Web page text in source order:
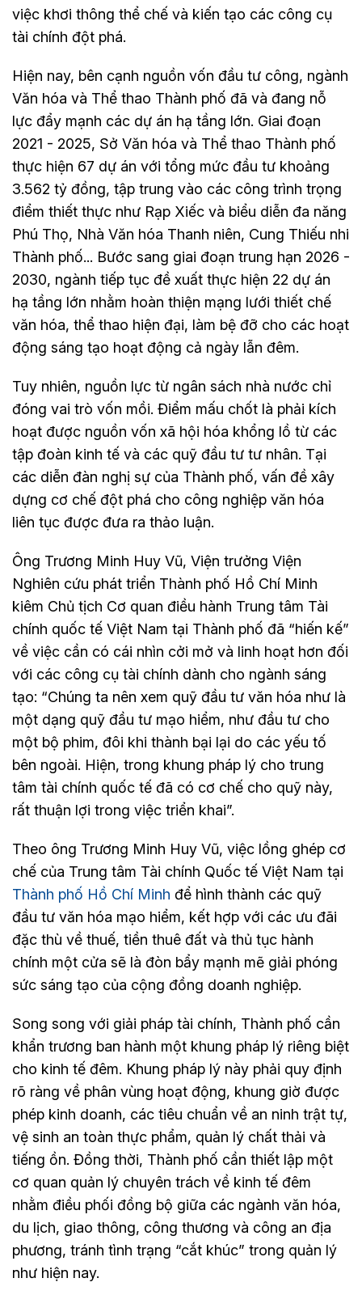
việc khơi thông thể chế và kiến tạo các công cụ
tài chính đột phá.
Hiện nay, bên cạnh nguồn vốn đầu tư công, ngành
Văn hóa và Thể thao Thành phố đã và đang nỗ
lực đẩy mạnh các dự án hạ tầng lớn. Giai đoạn
2021 - 2025, Sở Văn hóa và Thể thao Thành phố
thực hiện 67 dự án với tổng mức đầu tư khoảng
3.562 tỷ đồng, tập trung vào các công trình trọng
điểm thiết thực như Rạp Xiếc và biểu diễn đa năng
Phú Thọ, Nhà Văn hóa Thanh niên, Cung Thiếu nhi
Thành phố... Bước sang giai đoạn trung hạn 2026 -
2030, ngành tiếp tục đề xuất thực hiện 22 dự án
hạ tầng lớn nhằm hoàn thiện mạng lưới thiết chế
văn hóa, thể thao hiện đại, làm bệ đỡ cho các hoạt
động sáng tạo hoạt động cả ngày lẫn đêm.
Tuy nhiên, nguồn lực từ ngân sách nhà nước chỉ
đóng vai trò vốn mồi. Điểm mấu chốt là phải kích
hoạt được nguồn vốn xã hội hóa khổng lồ từ các
tập đoàn kinh tế và các quỹ đầu tư tư nhân. Tại
các diễn đàn nghị sự của Thành phố, vấn đề xây
dựng cơ chế đột phá cho công nghiệp văn hóa
liên tục được đưa ra thảo luận.
Ông Trương Minh Huy Vũ, Viện trưởng Viện
Nghiên cứu phát triển Thành phố Hồ Chí Minh
kiêm Chủ tịch Cơ quan điều hành Trung tâm Tài
chính quốc tế Việt Nam tại Thành phố đã “hiến kế”
về việc cần có cái nhìn cởi mở và linh hoạt hơn đối
với các công cụ tài chính dành cho ngành sáng
tạo: “Chúng ta nên xem quỹ đầu tư văn hóa như là
một dạng quỹ đầu tư mạo hiểm, như đầu tư cho
một bộ phim, đôi khi thành bại lại do các yếu tố
bên ngoài. Hiện, trong khung pháp lý cho trung
tâm tài chính quốc tế đã có cơ chế cho quỹ này,
rất thuận lợi trong việc triển khai”.
Theo ông Trương Minh Huy Vũ, việc lồng ghép cơ
chế của Trung tâm Tài chính Quốc tế Việt Nam tại
Thành phố Hồ Chí Minh để hình thành các quỹ
đầu tư văn hóa mạo hiểm, kết hợp với các ưu đãi
đặc thù về thuế, tiền thuê đất và thủ tục hành
chính một cửa sẽ là đòn bẩy mạnh mẽ giải phóng
sức sáng tạo của cộng đồng doanh nghiệp.
Song song với giải pháp tài chính, Thành phố cần
khẩn trương ban hành một khung pháp lý riêng biệt
cho kinh tế đêm. Khung pháp lý này phải quy định
rõ ràng về phân vùng hoạt động, khung giờ được
phép kinh doanh, các tiêu chuẩn về an ninh trật tự,
vệ sinh an toàn thực phẩm, quản lý chất thải và
tiếng ồn. Đồng thời, Thành phố cần thiết lập một
cơ quan quản lý chuyên trách về kinh tế đêm
nhằm điều phối đồng bộ giữa các ngành văn hóa,
du lịch, giao thông, công thương và công an địa
phương, tránh tình trạng “cắt khúc” trong quản lý
như hiện nay.